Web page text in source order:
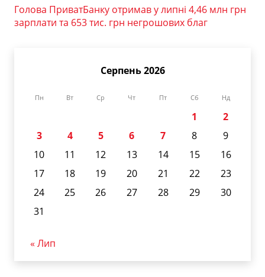
Голова ПриватБанку отримав у липні 4,46 млн грн
зарплати та 653 тис. грн негрошових благ
Серпень 2026
Пн Вт Ср Чт Пт Сб Нд
1
2
3
4 5 6 7 8
9
10
11 12 13 14 15
16
17
18 19 20 21 22
23
24
25 26 27 28 29
30
31
« Лип